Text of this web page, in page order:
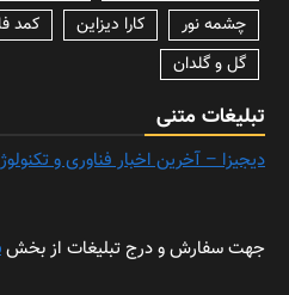
چشمه نور
کارا دیزاین
کمد
گل و گلدان
تبلیغات متنی
دیجیزا – آخرین اخبار فناوری و
جهت سفارش و درج تبلیغات از بخش